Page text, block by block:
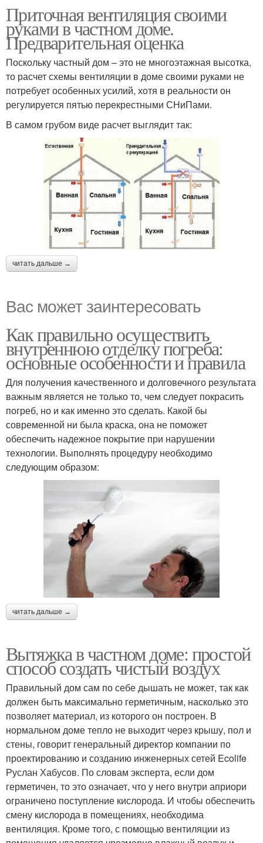
Приточная вентиляция своими
руками в частном доме.
Предварительная оценка
Поскольку частный дом – это не многоэтажная высотка,
то расчет схемы вентиляции в доме своими руками не
потребует особенных усилий, хотя в реальности он
регулируется пятью перекрестными СНиПами.
В самом грубом виде расчет выглядит так:
читать дальше →
Вас может заинтересовать
Как правильно осуществить
внутреннюю отделку погреба:
основные особенности и правила
Для получения качественного и долговечного результата
важным является не только то, чем следует покрасить
погреб, но и как именно это сделать. Какой бы
современной ни была краска, она не поможет
обеспечить надежное покрытие при нарушении
технологии. Выполнять процедуру необходимо
следующим образом:
читать дальше →
Вытяжка в частном доме: простой
способ создать чистый воздух
Правильный дом сам по себе дышать не может, так как
должен быть максимально герметичным, насколько это
позволяет материал, из которого он построен. В
нормальном доме тепло не выходит через крышу, пол и
стены, говорит генеральный директор компании по
проектированию и созданию инженерных сетей Ecolife
Руслан Хабусов. По словам эксперта, если дом
герметичен, то это означает, что у него внутри априори
ограничено поступление кислорода. И чтобы обеспечить
смену кислорода в помещениях, необходима
вентиляция. Кроме того, с помощью вентиляции из